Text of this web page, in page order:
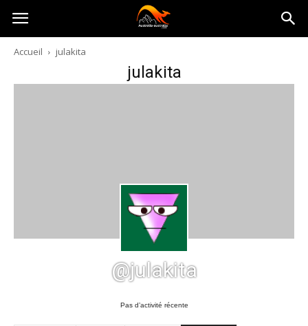
Australia-
australie.com
Accueil julakita
julakita
@julakita
Pas d’activité récente